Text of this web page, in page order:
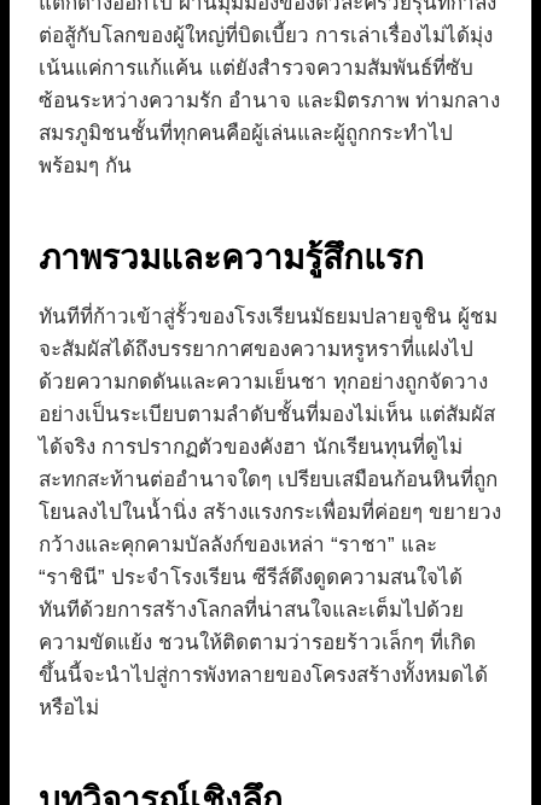
ต่อสู้กับโลกของผู้ใหญ่ที่บิดเบี้ยว การเล่าเรื่องไม่ได้มุ่ง
เน้นแค่การแก้แค้น แต่ยังสำรวจความสัมพันธ์ที่ซับ
ซ้อนระหว่างความรัก อำนาจ และมิตรภาพ ท่ามกลาง
สมรภูมิชนชั้นที่ทุกคนคือผู้เล่นและผู้ถูกกระทำไป
พร้อมๆ กัน
ภาพรวมและความรู้สึกแรก
ทันทีที่ก้าวเข้าสู่รั้วของโรงเรียนมัธยมปลายจูชิน ผู้ชม
จะสัมผัสได้ถึงบรรยากาศของความหรูหราที่แฝงไป
ด้วยความกดดันและความเย็นชา ทุกอย่างถูกจัดวาง
อย่างเป็นระเบียบตามลำดับชั้นที่มองไม่เห็น แต่สัมผัส
ได้จริง การปรากฏตัวของคังฮา นักเรียนทุนที่ดูไม่
สะทกสะท้านต่ออำนาจใดๆ เปรียบเสมือนก้อนหินที่ถูก
โยนลงไปในน้ำนิ่ง สร้างแรงกระเพื่อมที่ค่อยๆ ขยายวง
กว้างและคุกคามบัลลังก์ของเหล่า “ราชา” และ
“ราชินี” ประจำโรงเรียน ซีรีส์ดึงดูดความสนใจได้
ทันทีด้วยการสร้างโลกลที่น่าสนใจและเต็มไปด้วย
ความขัดแย้ง ชวนให้ติดตามว่ารอยร้าวเล็กๆ ที่เกิด
ขึ้นนี้จะนำไปสู่การพังทลายของโครงสร้างทั้งหมดได้
หรือไม่